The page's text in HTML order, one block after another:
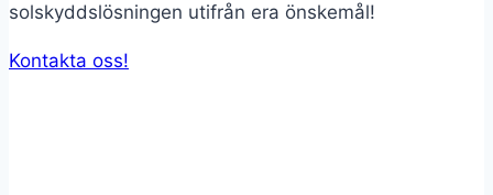
solskyddslösningen utifrån era önskemål!
Kontakta oss!